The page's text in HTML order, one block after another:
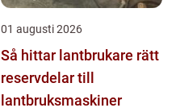
01 augusti 2026
Så hittar lantbrukare rätt
reservdelar till
lantbruksmaskiner